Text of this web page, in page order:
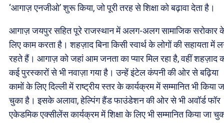
‘आगाज़ एनजीओ’ शुरू किया, जो पूरी तरह से शिक्षा को बढ़ावा देता है।
आगाज़ जयपुर सहित पूरे राजस्थान में अलग-अलग सामाजिक सरोकार
लिए काम करता है। शहज़ाद बिना किसी स्वार्थ के लोगों की सहायता में
रहते हैं। आगाज़ को जहां आम जनता का प्यार मिल रहा है, वहीं शहज़ाद
कई पुरस्कारों से भी नवाज़ा गया है। उन्हें इंटेल कंपनी की ओर से बढ़िया
कामों के लिए दिल्ली में राष्ट्रीय स्तर के कार्यक्रम में सम्मानित भी किया
चुका है। इसके अलावा, हेल्पिंग हैंड फाउंडेशन की ओर से भी अवॉर्ड फॉर
एकेडमिक एक्सीलेंस कार्यक्रम में शिक्षा के लिए भी सम्मानित किया जा